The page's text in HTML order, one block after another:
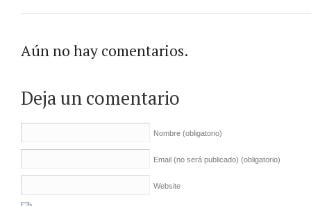
Aún no hay comentarios.
Deja un comentario
Nombre (obligatorio)
Email (no será publicado) (obligatorio)
Website